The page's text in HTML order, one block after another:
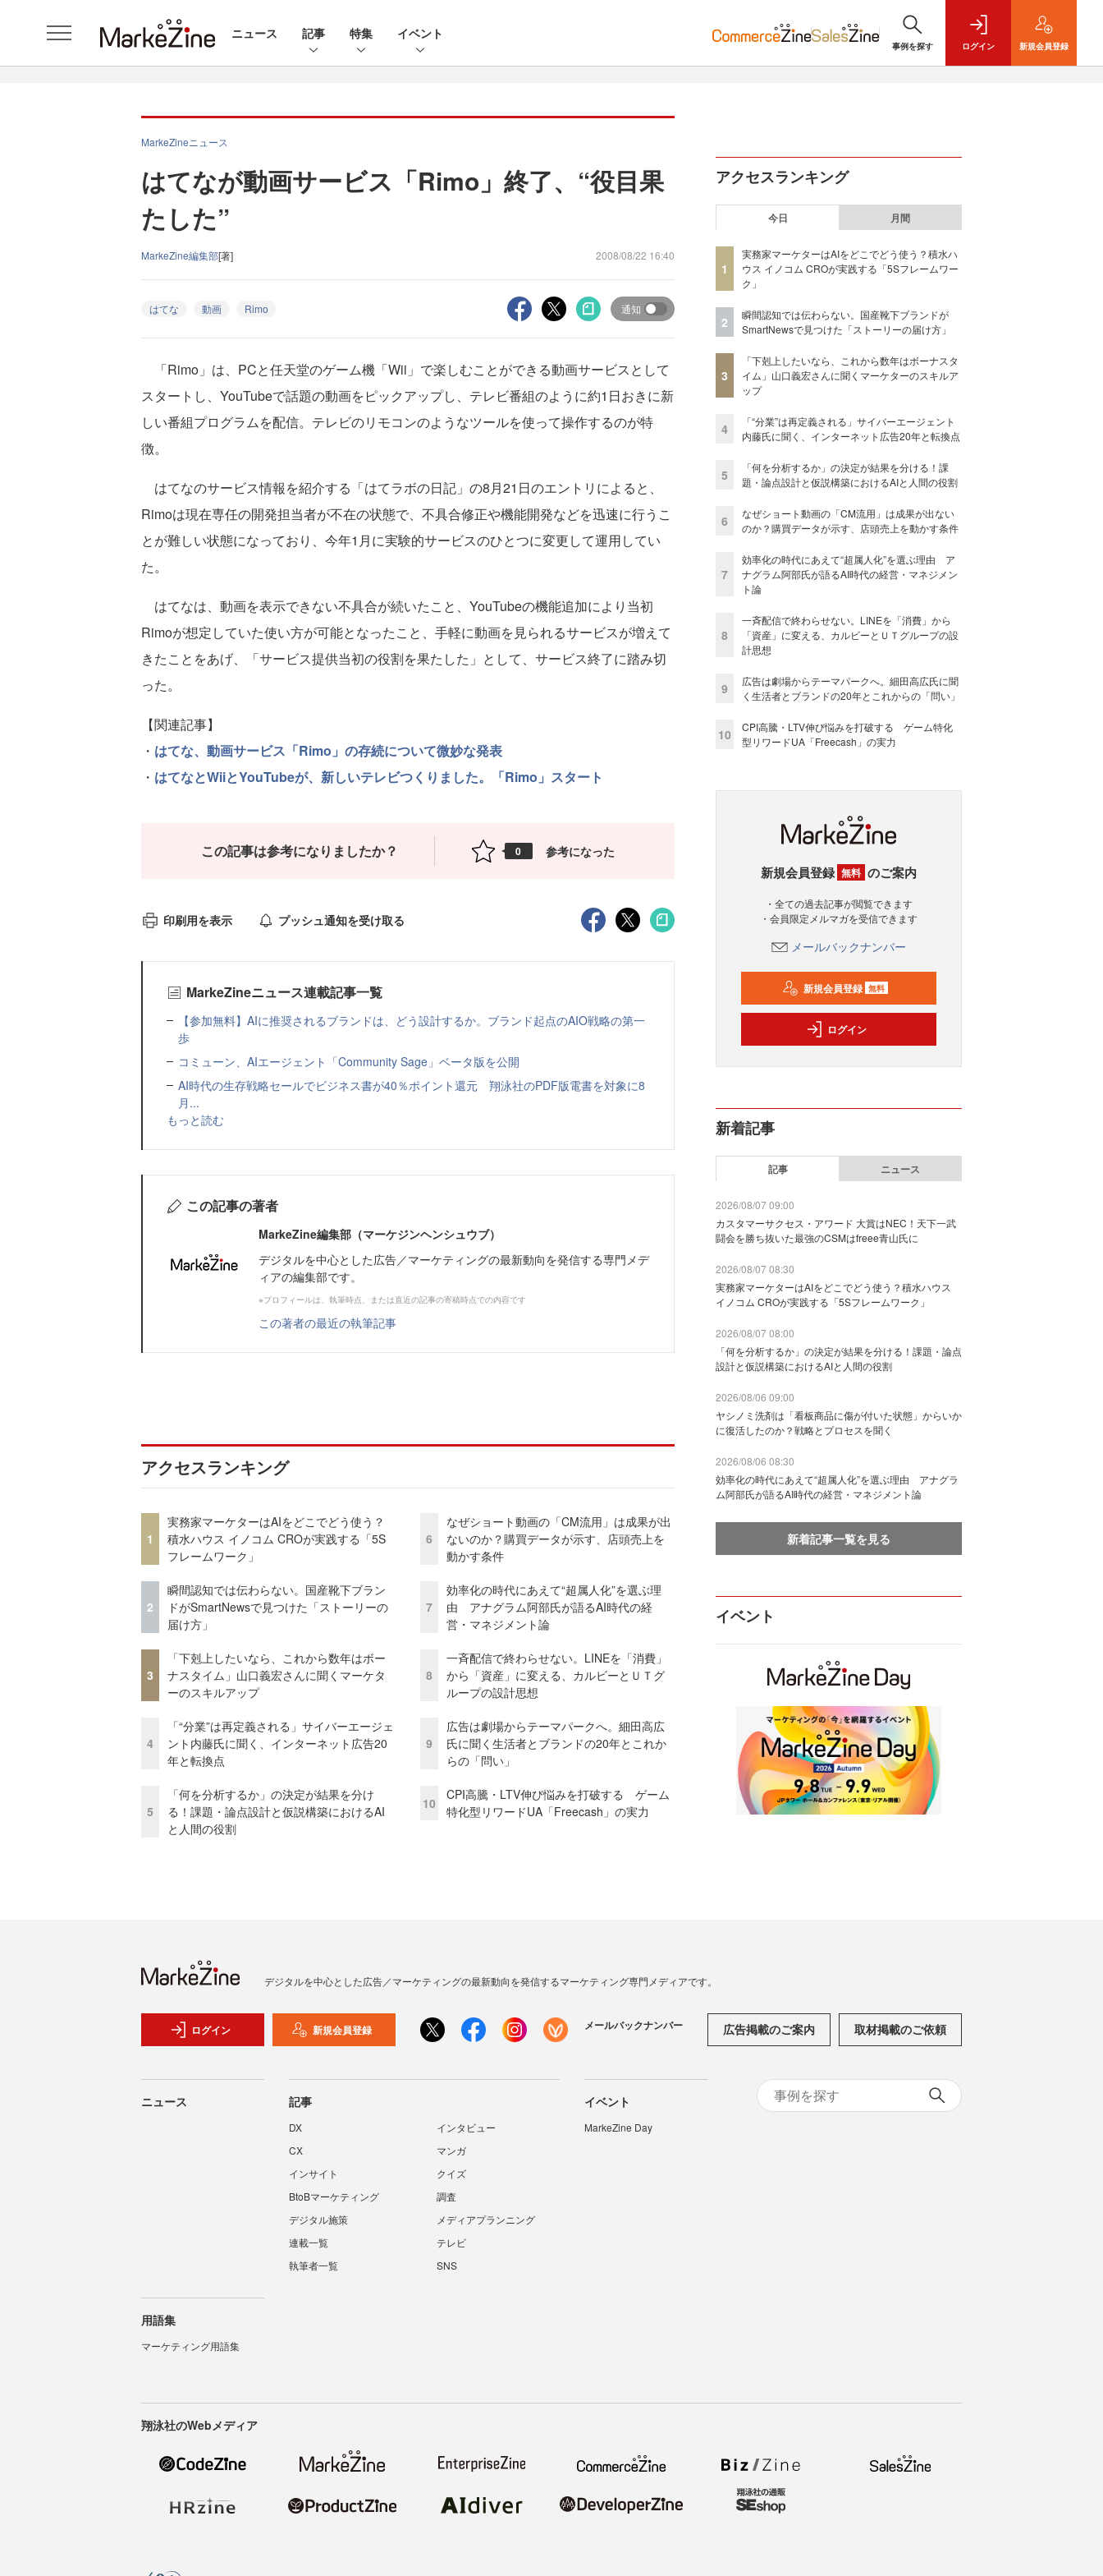
ニュース 記事 特集 イベント
事例を探す ログイン 新規会員登録
MarkeZineニュース
はてなが動画サービス「Rimo」終了、“役目果
たした”
MarkeZine編集部[著] 2008/08/22 16:40
はてな 動画 Rimo 通知
「Rimo」は、PCと任天堂のゲーム機「Wii」で楽しむことができる動画サービスとして
スタートし、YouTubeで話題の動画をピックアップし、テレビ番組のように約1日おきに新
しい番組プログラムを配信。テレビのリモコンのようなツールを使って操作するのが特
徴。
はてなのサービス情報を紹介する「はてラボの日記」の8月21日のエントリによると、
Rimoは現在専任の開発担当者が不在の状態で、不具合修正や機能開発などを迅速に行うこ
とが難しい状態になっており、今年1月に実験的サービスのひとつに変更して運用してい
た。
はてなは、動画を表示できない不具合が続いたこと、YouTubeの機能追加により当初
Rimoが想定していた使い方が可能となったこと、手軽に動画を見られるサービスが増えて
きたことをあげ、「サービス提供当初の役割を果たした」として、サービス終了に踏み切
った。
【関連記事】
・ はてな、動画サービス「Rimo」の存続について微妙な発表
・ はてなとWiiとYouTubeが、新しいテレビつくりました。「Rimo」スタート
この記事は参考になりましたか？ 0 参考になった
印刷用を表示 プッシュ通知を受け取る
MarkeZineニュース連載記事一覧
【参加無料】AIに推奨されるブランドは、どう設計するか。ブランド起点のAIO戦略の第一
歩
コミューン、AIエージェント「Community Sage」ベータ版を公開
AI時代の生存戦略セールでビジネス書が40％ポイント還元 翔泳社のPDF版電書を対象に8
月...
もっと読む
この記事の著者
MarkeZine編集部（マーケジンヘンシュウブ）
デジタルを中心とした広告／マーケティングの最新動向を発信する専門メデ
ィアの編集部です。
※プロフィールは、執筆時点、または直近の記事の寄稿時点での内容です
この著者の最近の執筆記事
アクセスランキング
1
実務家マーケターはAIをどこでどう使う？
積水ハウス イノコム CROが実践する「5S
フレームワーク」
2
瞬間認知では伝わらない。国産靴下ブラン
ドがSmartNewsで見つけた「ストーリーの
届け方」
3
「下剋上したいなら、これから数年はボー
ナスタイム」山口義宏さんに聞くマーケタ
ーのスキルアップ
4
「“分業”は再定義される」サイバーエージェ
ント内藤氏に聞く、インターネット広告20
年と転換点
5
「何を分析するか」の決定が結果を分け
る！課題・論点設計と仮説構築におけるAI
と人間の役割
6
なぜショート動画の「CM流用」は成果が出
ないのか？購買データが示す、店頭売上を
動かす条件
7
効率化の時代にあえて“超属人化”を選ぶ理
由 アナグラム阿部氏が語るAI時代の経
営・マネジメント論
8
一斉配信で終わらせない。LINEを「消費」
から「資産」に変える、カルビーとＵＴグ
ループの設計思想
9
広告は劇場からテーマパークへ。細田高広
氏に聞く生活者とブランドの20年とこれか
らの「問い」
10
CPI高騰・LTV伸び悩みを打破する ゲーム
特化型リワードUA「Freecash」の実力
アクセスランキング
今日 月間
1
実務家マーケターはAIをどこでどう使う？積水ハ
ウス イノコム CROが実践する「5Sフレームワー
ク」
2
瞬間認知では伝わらない。国産靴下ブランドが
SmartNewsで見つけた「ストーリーの届け方」
3
「下剋上したいなら、これから数年はボーナスタ
イム」山口義宏さんに聞くマーケターのスキルア
ップ
4
「“分業”は再定義される」サイバーエージェント
内藤氏に聞く、インターネット広告20年と転換点
5
「何を分析するか」の決定が結果を分ける！課
題・論点設計と仮説構築におけるAIと人間の役割
6
なぜショート動画の「CM流用」は成果が出ない
のか？購買データが示す、店頭売上を動かす条件
7
効率化の時代にあえて“超属人化”を選ぶ理由 ア
ナグラム阿部氏が語るAI時代の経営・マネジメン
ト論
8
一斉配信で終わらせない。LINEを「消費」から
「資産」に変える、カルビーとＵＴグループの設
計思想
9
広告は劇場からテーマパークへ。細田高広氏に聞
く生活者とブランドの20年とこれからの「問い」
10
CPI高騰・LTV伸び悩みを打破する ゲーム特化
型リワードUA「Freecash」の実力
新規会員登録 無料 のご案内
・全ての過去記事が閲覧できます
・会員限定メルマガを受信できます
メールバックナンバー
新規会員登録 無料
ログイン
新着記事
記事 ニュース
2026/08/07 09:00
カスタマーサクセス・アワード 大賞はNEC！天下一武
闘会を勝ち抜いた最強のCSMはfreee青山氏に
2026/08/07 08:30
実務家マーケターはAIをどこでどう使う？積水ハウス
イノコム CROが実践する「5Sフレームワーク」
2026/08/07 08:00
「何を分析するか」の決定が結果を分ける！課題・論点
設計と仮説構築におけるAIと人間の役割
2026/08/06 09:00
ヤシノミ洗剤は「看板商品に傷が付いた状態」からいか
に復活したのか？戦略とプロセスを聞く
2026/08/06 08:30
効率化の時代にあえて“超属人化”を選ぶ理由 アナグラ
ム阿部氏が語るAI時代の経営・マネジメント論
新着記事一覧を見る
イベント
デジタルを中心とした広告／マーケティングの最新動向を発信するマーケティング専門メディアです。
ログイン 新規会員登録 メールバックナンバー 広告掲載のご案内 取材掲載のご依頼
ニュース 記事
DX
インタビュー
CX
マンガ
インサイト
クイズ
BtoBマーケティング
調査
デジタル施策
メディアプランニング
連載一覧
テレビ
執筆者一覧
SNS
イベント
MarkeZine Day
用語集
マーケティング用語集
翔泳社のWebメディア